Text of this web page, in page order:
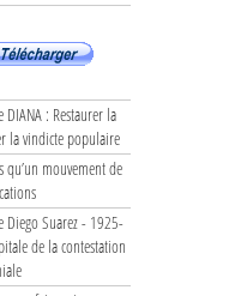
: Restaurer la
la vindicte populaire
qu’un mouvement de
Diego Suarez - 1925-
de la contestation